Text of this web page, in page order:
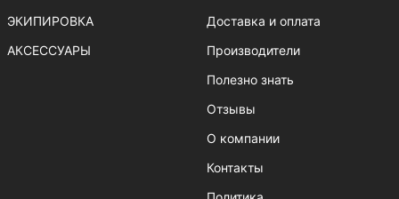
ЭКИПИРОВКА
АКСЕССУАРЫ
Доставка и оплата
Производители
Полезно знать
Отзывы
О компании
Контакты